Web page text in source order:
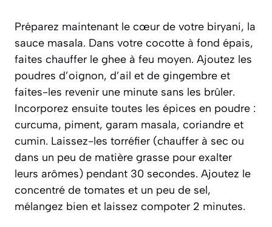
Préparez maintenant le cœur de votre biryani, la
sauce masala. Dans votre cocotte à fond épais,
faites chauffer le ghee à feu moyen. Ajoutez les
poudres d’oignon, d’ail et de gingembre et
faites-les revenir une minute sans les brûler.
Incorporez ensuite toutes les épices en poudre :
curcuma, piment, garam masala, coriandre et
cumin. Laissez-les torréfier (chauffer à sec ou
dans un peu de matière grasse pour exalter
leurs arômes) pendant 30 secondes. Ajoutez le
concentré de tomates et un peu de sel,
mélangez bien et laissez compoter 2 minutes.